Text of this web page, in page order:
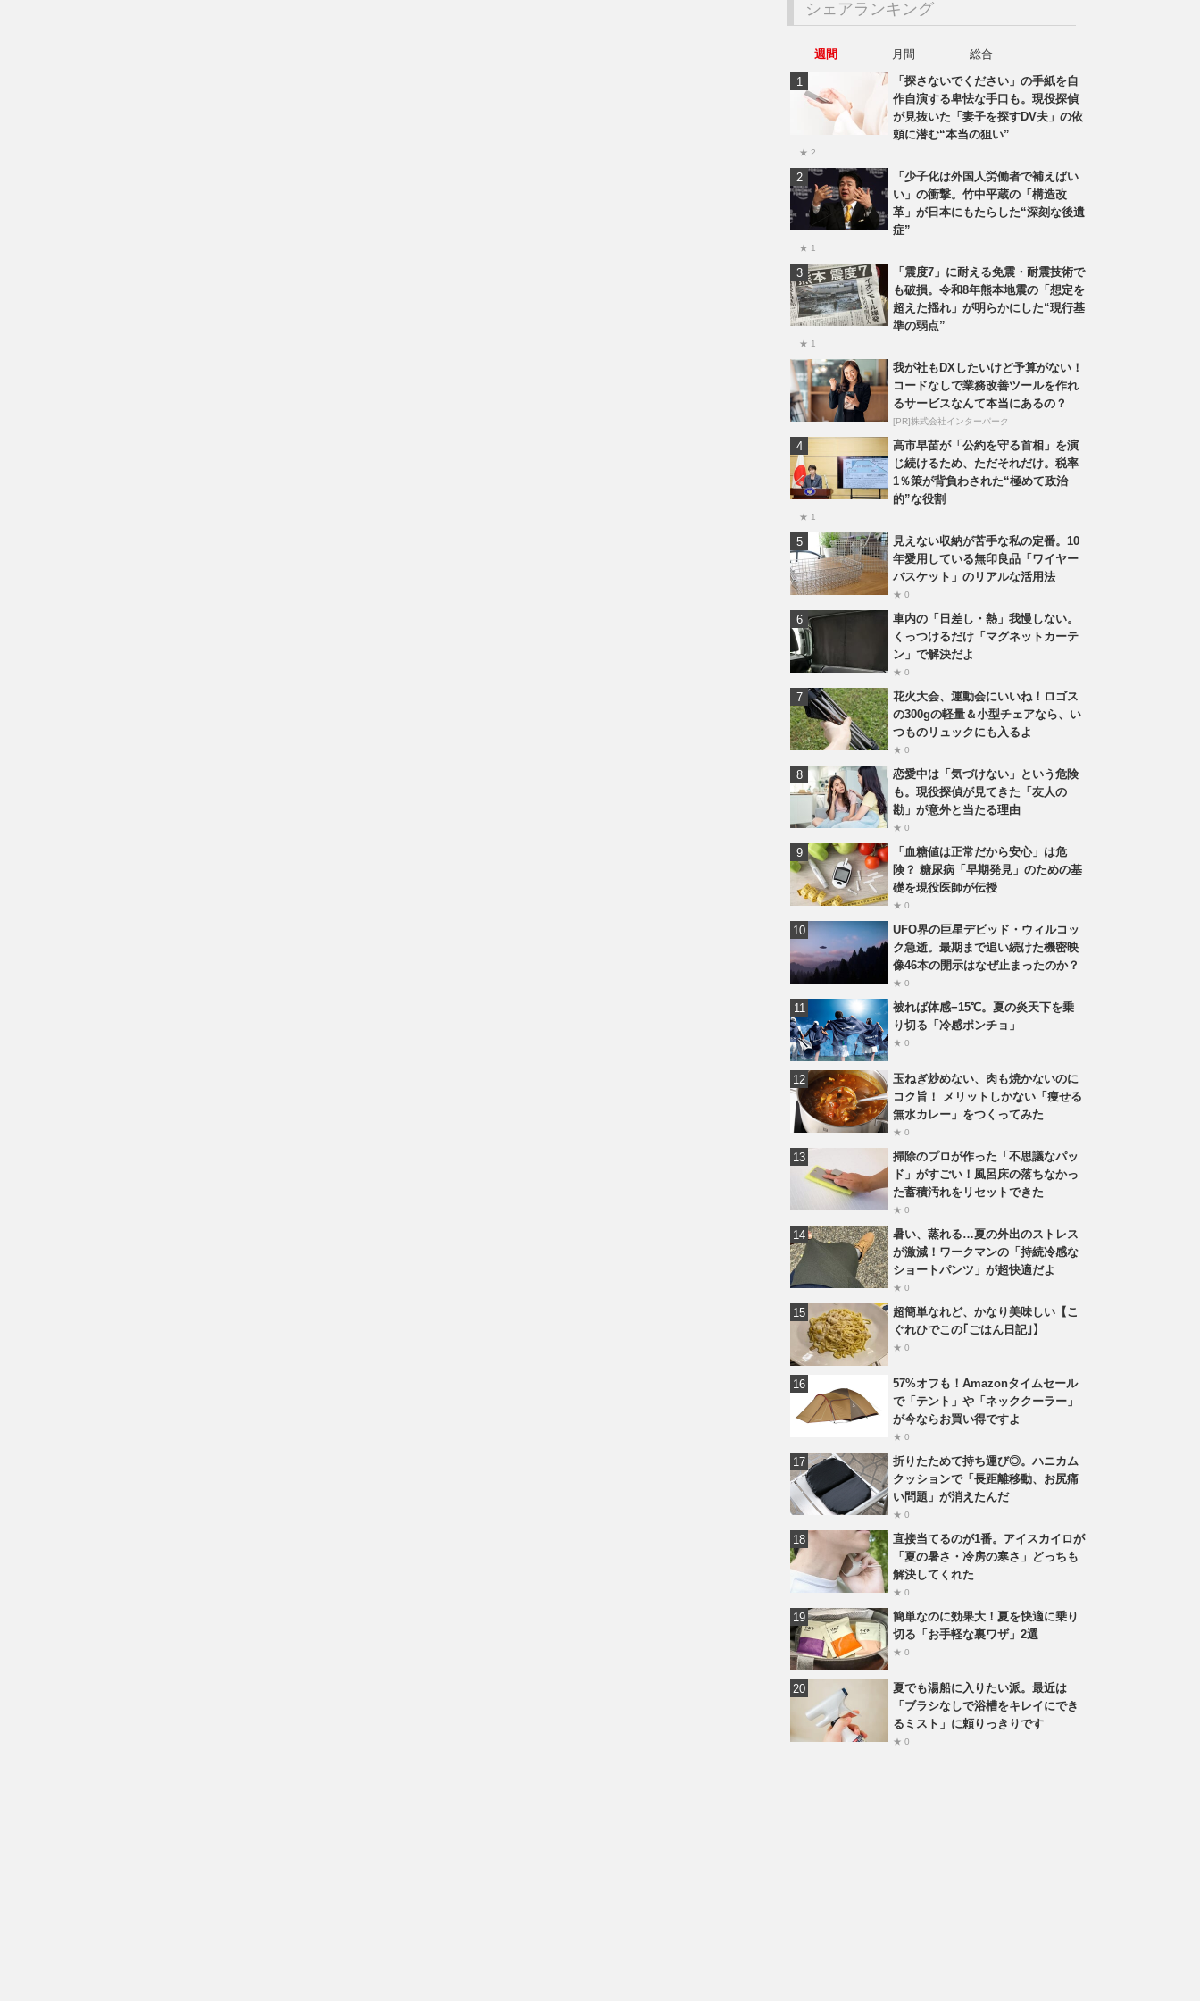
シェアランキング
週間 月間
総合
「探さないでください」の手紙を自
作自演する卑怯な手口も。現役探偵
が見抜いた「妻子を探すDV夫」の依
頼に潜む“本当の狙い”
★ 2
「少子化は外国人労働者で補えばい
い」の衝撃。竹中平蔵の「構造改
革」が日本にもたらした“深刻な後遺
症”
★ 1
「震度7」に耐える免震・耐震技術で
も破損。令和8年熊本地震の「想定を
超えた揺れ」が明らかにした“現行基
準の弱点”
★ 1
我が社もDXしたいけど予算がない！
コードなしで業務改善ツールを作れ
るサービスなんて本当にあるの？
[PR]株式会社インターパーク
高市早苗が「公約を守る首相」を演
じ続けるため、ただそれだけ。税率
1％策が背負わされた“極めて政治
的”な役割
★ 1
見えない収納が苦手な私の定番。10
年愛用している無印良品「ワイヤー
バスケット」のリアルな活用法
★ 0
車内の「日差し・熱」我慢しない。
くっつけるだけ「マグネットカーテ
ン」で解決だよ
★ 0
花火大会、運動会にいいね！ロゴス
の300gの軽量＆小型チェアなら、い
つものリュックにも入るよ
★ 0
恋愛中は「気づけない」という危険
も。現役探偵が見てきた「友人の
勘」が意外と当たる理由
★ 0
「血糖値は正常だから安心」は危
険？ 糖尿病「早期発見」のための基
礎を現役医師が伝授
★ 0
UFO界の巨星デビッド・ウィルコッ
ク急逝。最期まで追い続けた機密映
像46本の開示はなぜ止まったのか？
★ 0
被れば体感−15℃。夏の炎天下を乗
り切る「冷感ポンチョ」
★ 0
玉ねぎ炒めない、肉も焼かないのに
コク旨！ メリットしかない「痩せる
無水カレー」をつくってみた
★ 0
掃除のプロが作った「不思議なパッ
ド」がすごい！風呂床の落ちなかっ
た蓄積汚れをリセットできた
★ 0
暑い、蒸れる…夏の外出のストレス
が激減！ワークマンの「持続冷感な
ショートパンツ」が超快適だよ
★ 0
超簡単なれど、かなり美味しい【こ
ぐれひでこの｢ごはん日記｣】
★ 0
57%オフも！Amazonタイムセール
で「テント」や「ネッククーラー」
が今ならお買い得ですよ
★ 0
折りたためて持ち運び◎。ハニカム
クッションで「長距離移動、お尻痛
い問題」が消えたんだ
★ 0
直接当てるのが1番。アイスカイロが
「夏の暑さ・冷房の寒さ」どっちも
解決してくれた
★ 0
簡単なのに効果大！夏を快適に乗り
切る「お手軽な裏ワザ」2選
★ 0
夏でも湯船に入りたい派。最近は
「ブラシなしで浴槽をキレイにでき
るミスト」に頼りっきりです
★ 0